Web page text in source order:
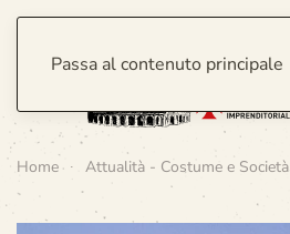
Passa al contenuto principale
Home Attualità - Costume e Società